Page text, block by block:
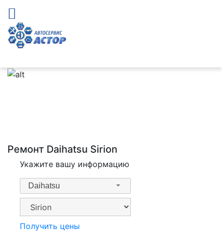
Ремонт Daihatsu Sirion
Укажите вашу информацию
Daihatsu
Получить цены